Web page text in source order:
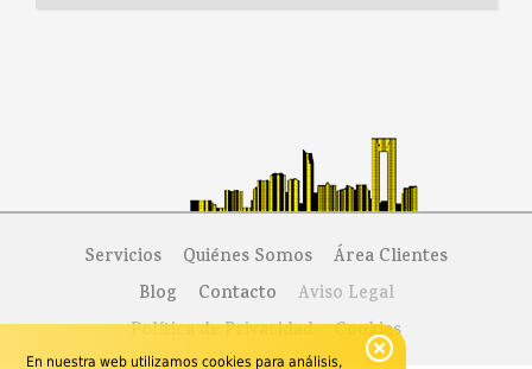
En nuestra web utilizamos cookies para análisis,
Servicios Quiénes Somos
Área Clientes
Blog
Contacto
Aviso Legal
Política de Privacidad
Cookies